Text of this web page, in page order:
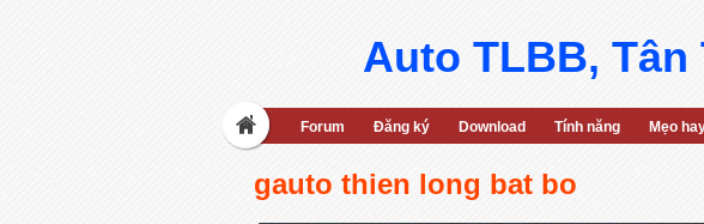
Auto TLBB,
Forum Đăng ký Download Tính năng Mẹo
gauto thien long bat bo